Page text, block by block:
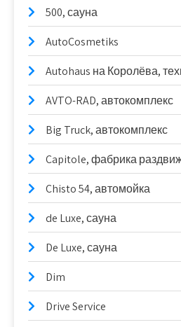
500, сауна
AutoCosmetiks
Autohaus на Королёва,
AVTO-RAD, автокомплекс
Big Truck, автокомплекс
Capitole, фабрика
Chisto 54, автомойка
de Luxe, сауна
De Luxe, сауна
Dim
Drive Service